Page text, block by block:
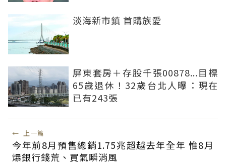
淡海新市鎮 首購族愛
屏東套房＋存股千張00878...目標
65歲退休！32歲台北人曝：現在
已有243張
← 上一篇
今年前8月預售總銷1.75兆超越去年全年 惟8月
爆銀行錢荒、買氣瞬消風